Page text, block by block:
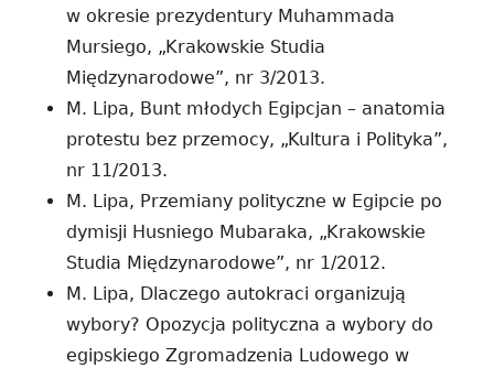
w okresie prezydentury Muhammada
Mursiego, „Krakowskie Studia
Międzynarodowe”, nr 3/2013.
M. Lipa, Bunt młodych Egipcjan – anatomia
protestu bez przemocy, „Kultura i Polityka”,
nr 11/2013.
M. Lipa, Przemiany polityczne w Egipcie po
dymisji Husniego Mubaraka, „Krakowskie
Studia Międzynarodowe”, nr 1/2012.
M. Lipa, Dlaczego autokraci organizują
wybory? Opozycja polityczna a wybory do
egipskiego Zgromadzenia Ludowego w